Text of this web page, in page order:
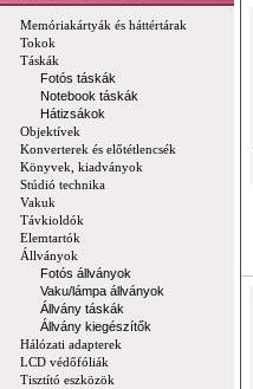
Memóriakártyák és háttértárak
Tokok
Táskák
Fotós táskák
Notebook táskák
Hátizsákok
Objektívek
Konverterek és előtétlencsék
Könyvek, kiadványok
Stúdió technika
Vakuk
Távkioldók
Elemtartók
Állványok
Fotós állványok
Vaku/lámpa állványok
Állvány táskák
Állvány kiegészítők
Hálózati adapterek
LCD védőfóliák
Tisztító eszközök